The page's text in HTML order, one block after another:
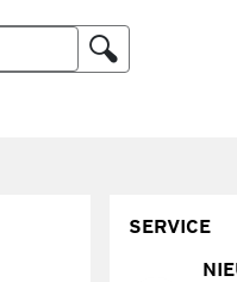
SERVICE